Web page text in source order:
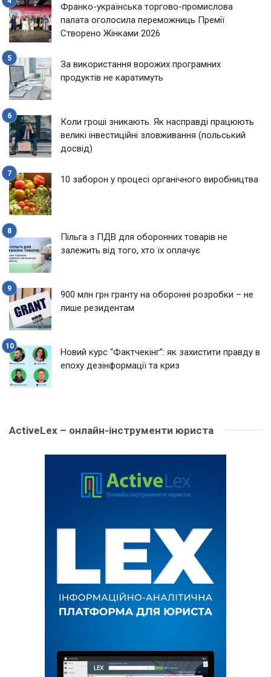
Франко-українська торгово-промислова
палата оголосила переможниць Премії
Створено Жінками 2026
За використання ворожих програмних
продуктів не каратимуть
Коли гроші зникають. Як насправді працюють
великі інвестиційні зловживання (польський
досвід)
10 заборон у процесі органічного виробництва
Пільга з ПДВ для оборонних товарів не
залежить від того, хто їх оплачує
900 млн грн гранту на оборонні розробки – не
лише резидентам
Новий курс “Фактчекінг”: як захистити правду в
епоху дезінформації та криз
ActiveLex – онлайн-інструменти юриста